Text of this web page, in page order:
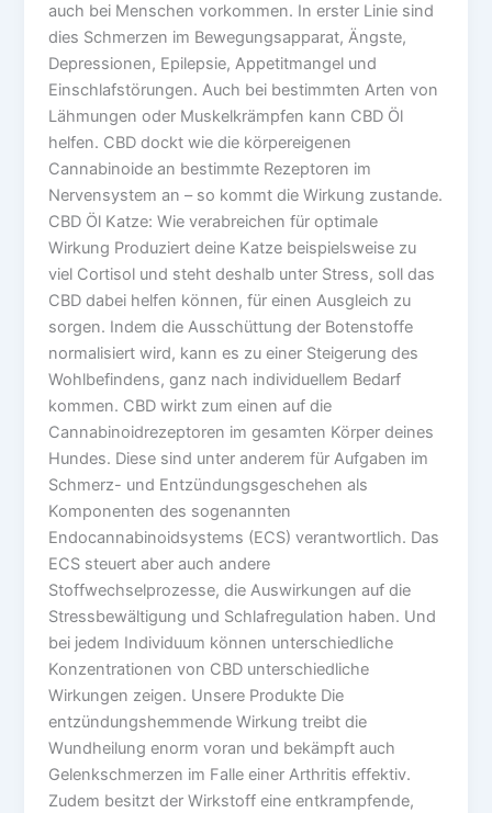
auch bei Menschen vorkommen. In erster Linie sind
dies Schmerzen im Bewegungsapparat, Ängste,
Depressionen, Epilepsie, Appetitmangel und
Einschlafstörungen. Auch bei bestimmten Arten von
Lähmungen oder Muskelkrämpfen kann CBD Öl
helfen. CBD dockt wie die körpereigenen
Cannabinoide an bestimmte Rezeptoren im
Nervensystem an – so kommt die Wirkung zustande.
CBD Öl Katze: Wie verabreichen für optimale
Wirkung Produziert deine Katze beispielsweise zu
viel Cortisol und steht deshalb unter Stress, soll das
CBD dabei helfen können, für einen Ausgleich zu
sorgen. Indem die Ausschüttung der Botenstoffe
normalisiert wird, kann es zu einer Steigerung des
Wohlbefindens, ganz nach individuellem Bedarf
kommen. CBD wirkt zum einen auf die
Cannabinoidrezeptoren im gesamten Körper deines
Hundes. Diese sind unter anderem für Aufgaben im
Schmerz- und Entzündungsgeschehen als
Komponenten des sogenannten
Endocannabinoidsystems (ECS) verantwortlich. Das
ECS steuert aber auch andere
Stoffwechselprozesse, die Auswirkungen auf die
Stressbewältigung und Schlafregulation haben. Und
bei jedem Individuum können unterschiedliche
Konzentrationen von CBD unterschiedliche
Wirkungen zeigen. Unsere Produkte Die
entzündungshemmende Wirkung treibt die
Wundheilung enorm voran und bekämpft auch
Gelenkschmerzen im Falle einer Arthritis effektiv.
Zudem besitzt der Wirkstoff eine entkrampfende,